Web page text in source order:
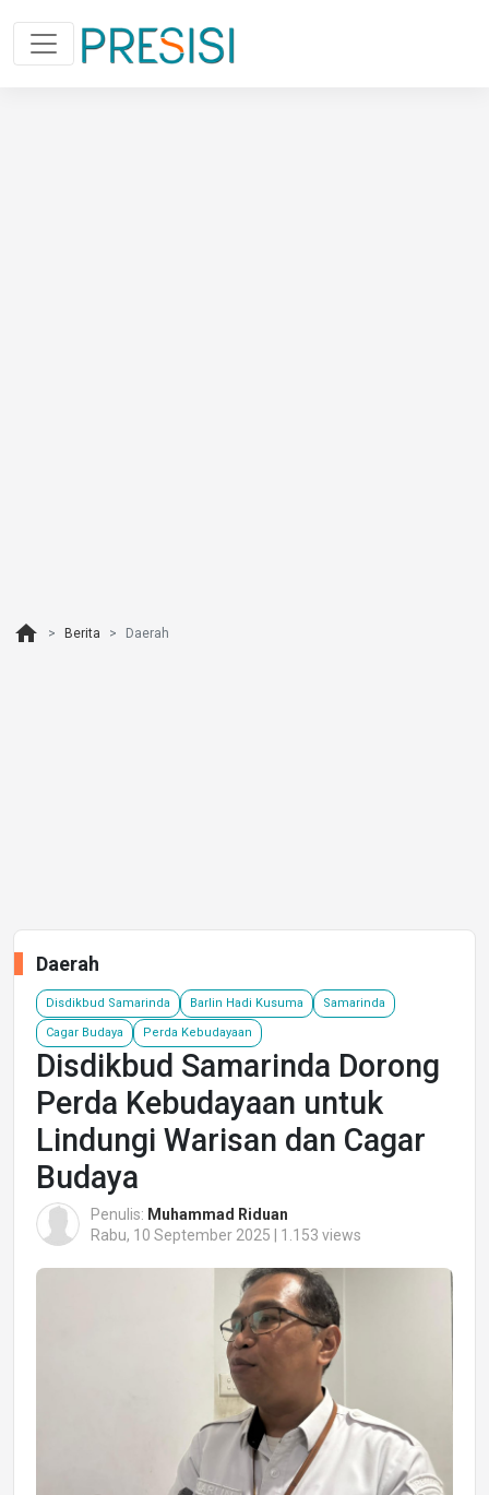
home Berita Daerah
Daerah
Disdikbud Samarinda Barlin Hadi Kusuma Samarinda
Cagar Budaya Perda Kebudayaan
Disdikbud Samarinda Dorong
Perda Kebudayaan untuk
Lindungi Warisan dan Cagar
Budaya
Penulis: Muhammad Riduan
Rabu, 10 September 2025 | 1.153 views